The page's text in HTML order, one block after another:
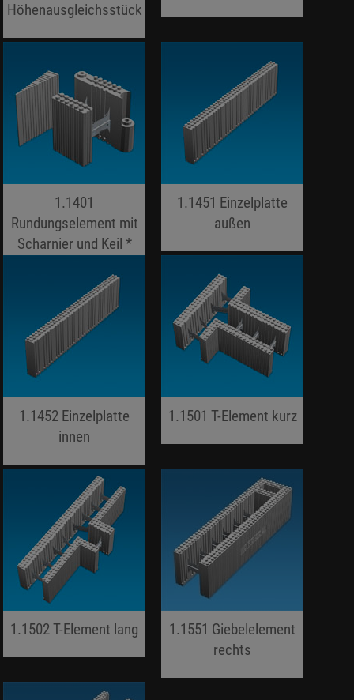
Höhenausgleichsstück
1.1401
Rundungselement mit
Scharnier und Keil *
1.1451 Einzelplatte
außen
1.1452 Einzelplatte
innen
1.1501 T-Element kurz
1.1502 T-Element lang
1.1551 Giebelelement
rechts